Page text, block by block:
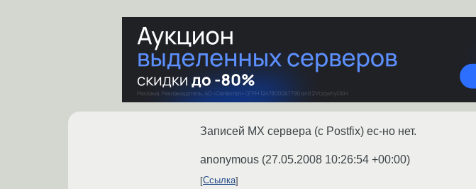
Записей MX сервера (c Postfix) ес-но нет.
anonymous (27.05.2008 10:26:54 +00:00)
Ссылка